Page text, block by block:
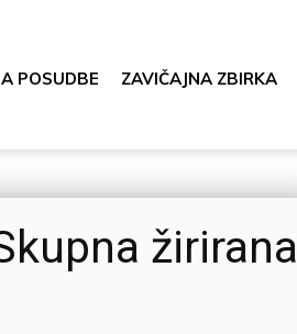
POSUDBE ZAVIČAJNA ZBIRKA
žirirana